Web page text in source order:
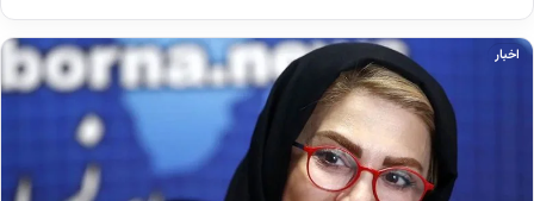
اخبار